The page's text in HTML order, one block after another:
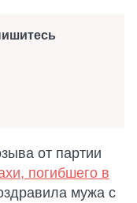
от партии
погибшего в
мужа с